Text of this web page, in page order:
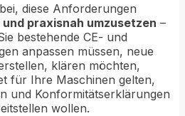
diese Anforderungen
praxisnah umzusetzen –
bestehende CE- und
anpassen müssen, neue
klären möchten,
für Ihre Maschinen gelten,
und Konformitätserklärungen
wollen.